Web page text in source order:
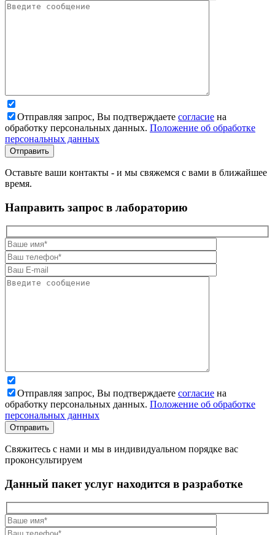
Отправляя запрос, Вы подтверждаете согласие на
обработку персональных данных. Положение об обработке
персональных данных
Оставьте ваши контакты - и мы свяжемся с вами в ближайшее
время.
Направить запрос в лабораторию
Отправляя запрос, Вы подтверждаете согласие на
обработку персональных данных. Положение об обработке
персональных данных
Свяжитесь с нами и мы в индивидуальном порядке вас
проконсультируем
Данный пакет услуг находится в разработке